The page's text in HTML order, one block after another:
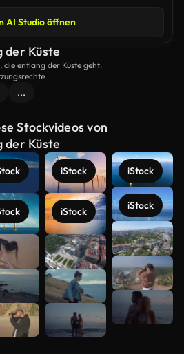
AI Studio öffnen
der Küste
entlang der Küste geht.
...
Stockvideos von
der Küste
iStock
iStock
iStock
iStock
Mehr
anzeigen